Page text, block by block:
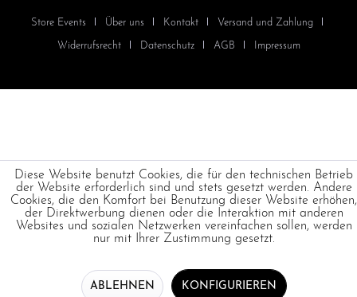
Store Events Über uns Kontakt Versand und Zahlung
Widerrufsrecht Datenschutz AGB Impressum
Diese Website benutzt Cookies, die für den technischen Betrieb
der Website erforderlich sind und stets gesetzt werden. Andere
Cookies, die den Komfort bei Benutzung dieser Website erhöhen,
der Direktwerbung dienen oder die Interaktion mit anderen
Websites und sozialen Netzwerken vereinfachen sollen, werden
nur mit Ihrer Zustimmung gesetzt.
ABLEHNEN KONFIGURIEREN